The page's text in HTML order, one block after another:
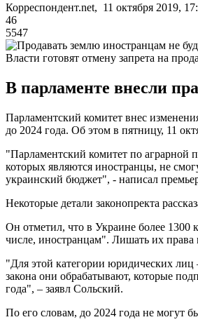
Корреспондент.net, 11 октября 2019,
46
5547
Власти готовят отмену запрета на
В парламенте внесли
Парламентский комитет внес
до 2024 года. Об этом в пятницу, 11
"Парламентский комитет по аграрной
которых являются иностранцы, не
украинский бюджет", - написал
Некоторые детали законопректа
Он отметил, что в Украине более 1300
числе, иностранцам". Лишать их права
"Для этой категории юридических лиц
закона они обрабатывают, которые
года", – заявл Сольский.
По его словам, до 2024 года не могут